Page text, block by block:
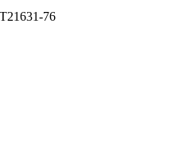
76